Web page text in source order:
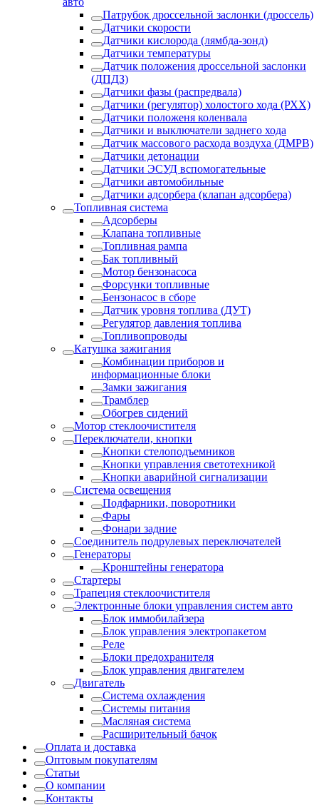
Патрубок дроссельной заслонки (дроссель)
Датчики скорости
Датчики кислорода (лямбда-зонд)
Датчики температуры
Датчик положения дроссельной заслонки
(ДПДЗ)
Датчики фазы (распредвала)
Датчики (регулятор) холостого хода (РХХ)
Датчики положеня коленвала
Датчики и выключатели заднего хода
Датчик массового расхода воздуха (ДМРВ)
Датчики детонации
Датчики ЭСУД вспомогательные
Датчики автомобильные
Датчики адсорбера (клапан адсорбера)
Топливная система
Адсорберы
Клапана топливные
Топливная рампа
Бак топливный
Мотор бензонасоса
Форсунки топливные
Бензонасос в сборе
Датчик уровня топлива (ДУТ)
Регулятор давления топлива
Топливопроводы
Катушка зажигания
Комбинации приборов и
информационные блоки
Замки зажигания
Трамблер
Обогрев сидений
Мотор стеклоочистителя
Переключатели, кнопки
Кнопки стелоподъемников
Кнопки управления светотехникой
Кнопки аварийной сигнализации
Система освещения
Подфарники, поворотники
Фары
Фонари задние
Соединитель подрулевых переключателей
Генераторы
Кронштейны генератора
Стартеры
Трапеция стеклоочистителя
Электронные блоки управления систем авто
Блок иммобилайзера
Блок управления электропакетом
Реле
Блоки предохранителя
Блок управления двигателем
Двигатель
Система охлаждения
Системы питания
Масляная система
Расширительный бачок
Оплата и доставка
Оптовым покупателям
Статьи
О компании
Контакты